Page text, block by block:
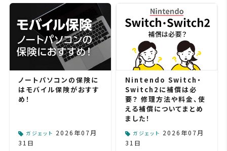
ノートパソコンの保険に
はモバイル保険がおすす
め！
ガジェット 2026年07月
31日
Nintendo Switch・
Switch2に補償は必
要？ 修理方法や料金、使
える補償についてまとめ
ました！
ガジェット 2026年07月
31日